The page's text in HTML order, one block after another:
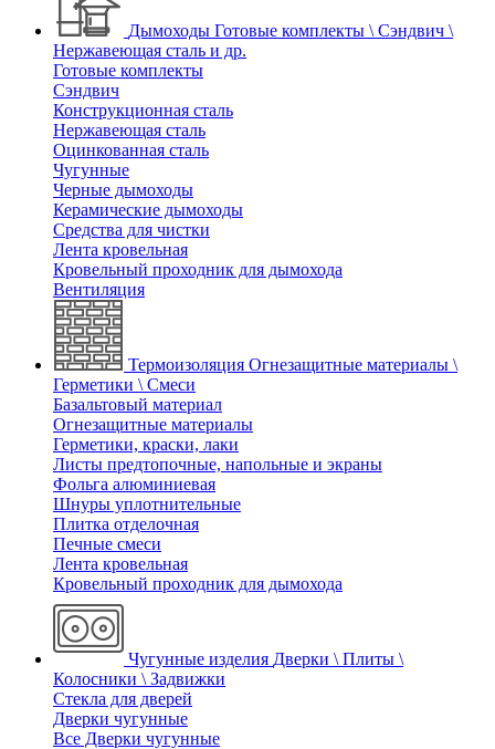
Дымоходы Готовые комплекты \ Сэндвич \
Нержавеющая сталь и др.
Готовые комплекты
Сэндвич
Конструкционная сталь
Нержавеющая сталь
Оцинкованная сталь
Чугунные
Черные дымоходы
Керамические дымоходы
Средства для чистки
Лента кровельная
Кровельный проходник для дымохода
Вентиляция
Термоизоляция Огнезащитные материалы \
Герметики \ Смеси
Базальтовый материал
Огнезащитные материалы
Герметики, краски, лаки
Листы предтопочные, напольные и экраны
Фольга алюминиевая
Шнуры уплотнительные
Плитка отделочная
Печные смеси
Лента кровельная
Кровельный проходник для дымохода
Чугунные изделия Дверки \ Плиты \
Колосники \ Задвижки
Стекла для дверей
Дверки чугунные
Все Дверки чугунные